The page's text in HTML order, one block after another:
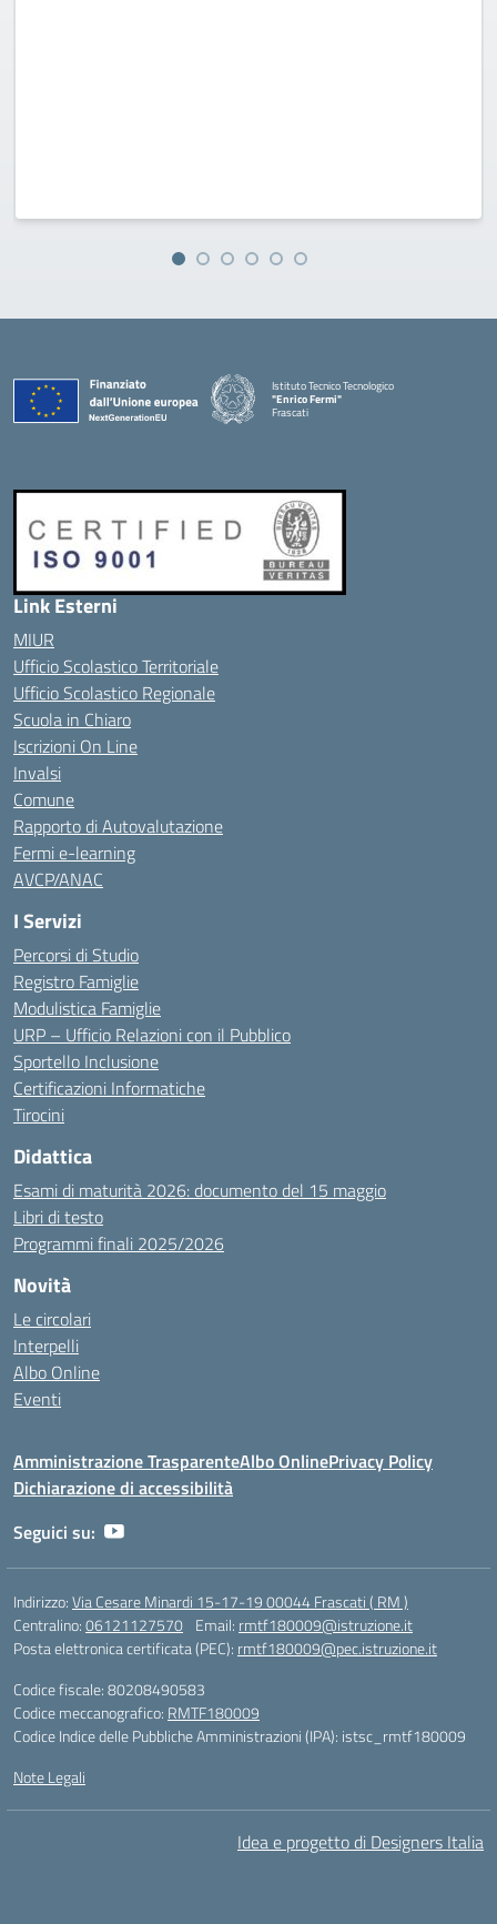
Istituto Tecnico Tecnologico
"Enrico Fermi"
Frascati
Link Esterni
MIUR
Ufficio Scolastico Territoriale
Ufficio Scolastico Regionale
Scuola in Chiaro
Iscrizioni On Line
Invalsi
Comune
Rapporto di Autovalutazione
Fermi e-learning
AVCP/ANAC
I Servizi
Percorsi di Studio
Registro Famiglie
Modulistica Famiglie
URP – Ufficio Relazioni con il Pubblico
Sportello Inclusione
Certificazioni Informatiche
Tirocini
Didattica
Esami di maturità 2026: documento del 15 maggio
Libri di testo
Programmi finali 2025/2026
Novità
Le circolari
Interpelli
Albo Online
Eventi
Amministrazione TrasparenteAlbo OnlinePrivacy Policy
Dichiarazione di accessibilità
Seguici su:
Indirizzo:Via Cesare Minardi 15-17-19 00044 Frascati ( RM )
Centralino:06121127570 Email: rmtf180009@istruzione.it
Posta elettronica certificata (PEC): rmtf180009@pec.istruzione.it
Codice fiscale: 80208490583
Codice meccanografico: RMTF180009
Codice Indice delle Pubbliche Amministrazioni (IPA): istsc_rmtf180009
Note Legali
Idea e progetto di Designers Italia